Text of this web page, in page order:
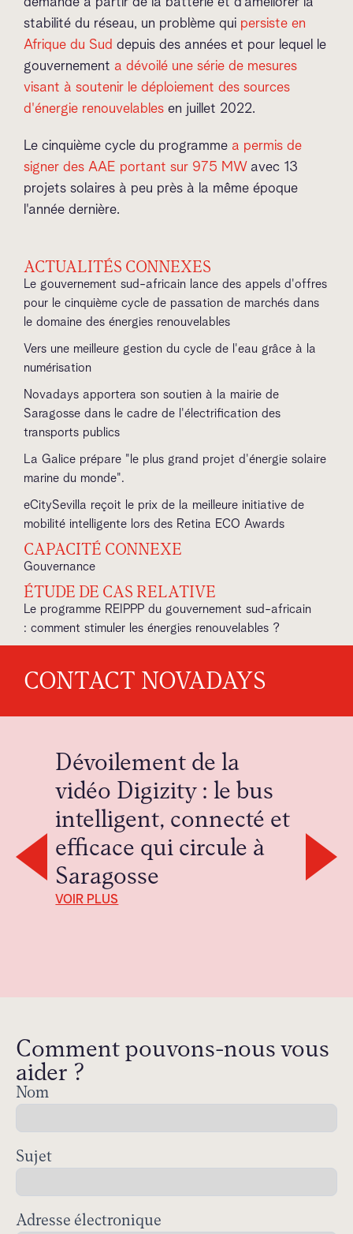
stabilité du réseau, un problème qui persiste en
Afrique du Sud depuis des années et pour lequel le
gouvernement a dévoilé une série de mesures
visant à soutenir le déploiement des sources
d'énergie renouvelables en juillet 2022.
Le cinquième cycle du programme a permis de
signer des AAE portant sur 975 MWavec 13
projets solaires à peu près à la même époque
l'année dernière.
ACTUALITÉS CONNEXES
Le gouvernement sud-africain lance des appels d'offres
pour le cinquième cycle de passation de marchés dans
le domaine des énergies renouvelables
Vers une meilleure gestion du cycle de l'eau grâce à la
numérisation
Novadays apportera son soutien à la mairie de
Saragosse dans le cadre de l'électrification des
transports publics
La Galice prépare "le plus grand projet d'énergie solaire
marine du monde".
eCitySevilla reçoit le prix de la meilleure initiative de
mobilité intelligente lors des Retina ECO Awards
CAPACITÉ CONNEXE
Gouvernance
ÉTUDE DE CAS RELATIVE
Le programme REIPPP du gouvernement sud-africain
: comment stimuler les énergies renouvelables ?
CONTACT NOVADAYS
Dévoilement de la
vidéo Digizity : le bus
intelligent, connecté et
efficace qui circule à
Saragosse
VOIR PLUS
Comment pouvons-nous vous
aider ?
Contact
Nom
Sujet
Adresse électronique